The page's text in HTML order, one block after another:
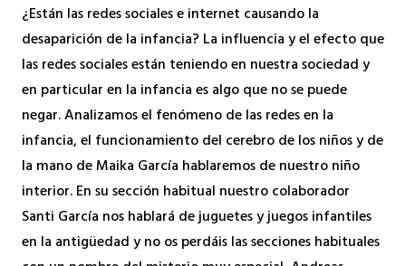
¿Están las redes sociales e internet causando la
desaparición de la infancia? La influencia y el efecto que
las redes sociales están teniendo en nuestra sociedad y
en particular en la infancia es algo que no se puede
negar. Analizamos el fenómeno de las redes en la
infancia, el funcionamiento del cerebro de los niños y de
la mano de Maika García hablaremos de nuestro niño
interior. En su sección habitual nuestro colaborador
Santi García nos hablará de juguetes y juegos infantiles
en la antigüedad y no os perdáis las secciones habituales